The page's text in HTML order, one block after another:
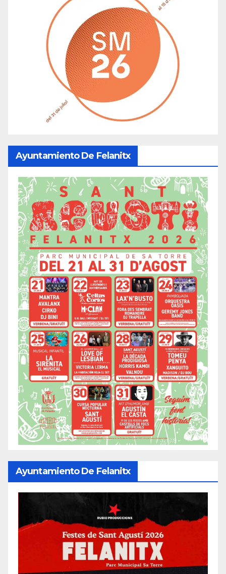
Ayuntamiento De Felanitx
Ayuntamiento De Felanitx